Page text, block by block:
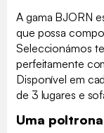
A gama BJORN
que possa
Seleccionámos
perfeitamente
Disponível em
de 3 lugares e
Uma